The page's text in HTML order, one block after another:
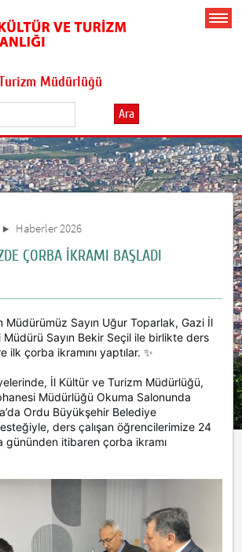
Müdürlüğü
Ara
Haberler 2026
ÇORBA İKRAMI BAŞLADI
Müdürümüz Sayın Uğur Toparlak, Gazi İl
Sayın Bekir Seçil ile birlikte ders
ilk çorba ikramını yaptılar. ✨
İl Kültür ve Turizm Müdürlüğü,
Müdürlüğü Okuma Salonunda
Ordu Büyükşehir Belediye
ders çalışan öğrencilerimize 24
gününden itibaren çorba ikramı